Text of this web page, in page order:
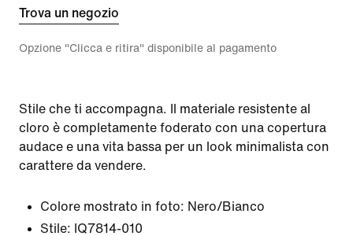
Trova un negozio
Opzione "Clicca e ritira" disponibile al pagamento
Stile che ti accompagna. Il materiale resistente al
cloro è completamente foderato con una copertura
audace e una vita bassa per un look minimalista con
carattere da vendere.
Colore mostrato in foto: Nero/Bianco
Stile: IQ7814-010